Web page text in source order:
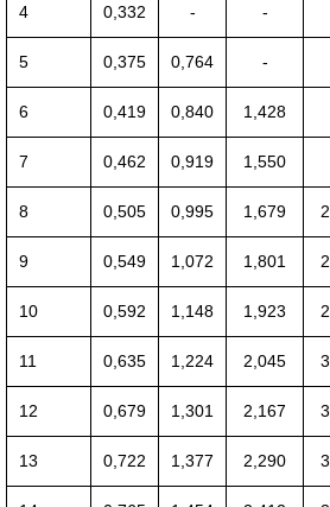
4 0,332 - -
5 0,375 0,764 -
6 0,419 0,840 1,428
7 0,462 0,919 1,550
8 0,505 0,995 1,679
9 0,549 1,072 1,801
10 0,592 1,148 1,923
11 0,635 1,224 2,045
12 0,679 1,301 2,167
13 0,722 1,377 2,290